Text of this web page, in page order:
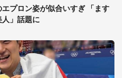
プロン姿が似合いすぎ 「ます
」話題に